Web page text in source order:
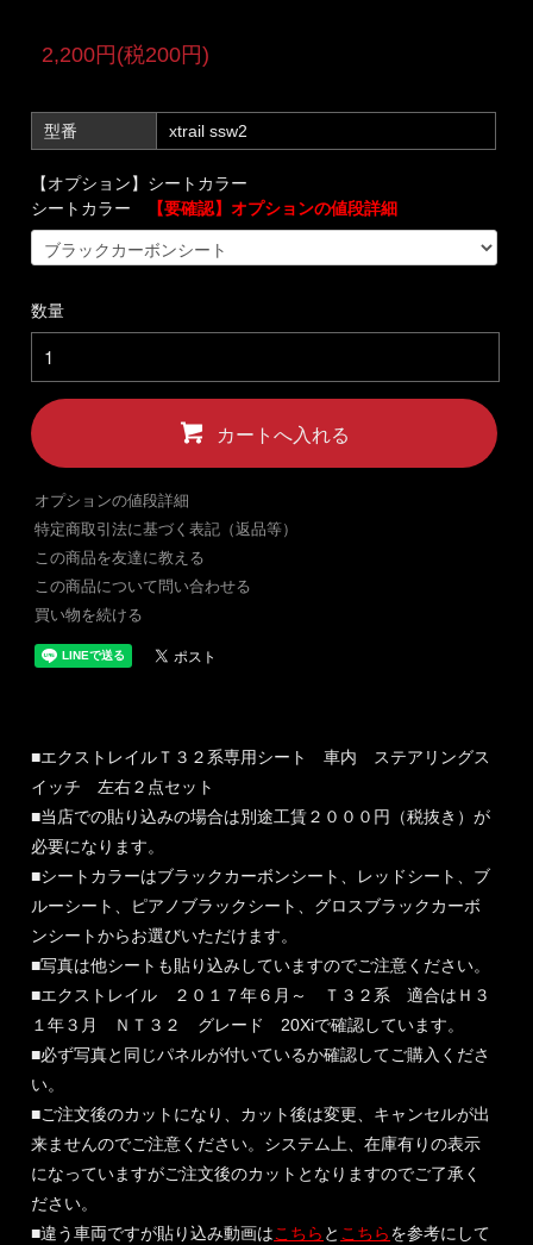
2,200円(税200円)
型番 xtrail ssw2
【オプション】シートカラー
シートカラー
【要確認】オプションの値段詳細
数量
カートへ入れる
オプションの値段詳細
特定商取引法に基づく表記（返品等）
この商品を友達に教える
この商品について問い合わせる
買い物を続ける
■エクストレイルＴ３２系専用シート 車内 ステアリングス
イッチ 左右２点セット
■当店での貼り込みの場合は別途工賃２０００円（税抜き）が
必要になります。
■シートカラーはブラックカーボンシート、レッドシート、ブ
ルーシート、ピアノブラックシート、グロスブラックカーボ
ンシートからお選びいただけます。
■写真は他シートも貼り込みしていますのでご注意ください。
■エクストレイル ２０１７年６月～ Ｔ３２系 適合はＨ３
１年３月 ＮＴ３２ グレード 20Xiで確認しています。
■必ず写真と同じパネルが付いているか確認してご購入くださ
い。
■ご注文後のカットになり、カット後は変更、キャンセルが出
来ませんのでご注意ください。システム上、在庫有りの表示
になっていますがご注文後のカットとなりますのでご了承く
ださい。
■違う車両ですが貼り込み動画はこちら と こちらを参考にして